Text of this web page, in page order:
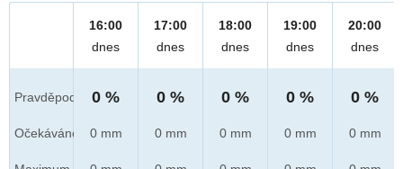
Pravděpod.
Očekáváno
16:00
dnes
0 %
0 mm
17:00
dnes
0 %
0 mm
18:00
dnes
0 %
0 mm
19:00
dnes
0 %
0 mm
20:00
dnes
0 %
0 mm